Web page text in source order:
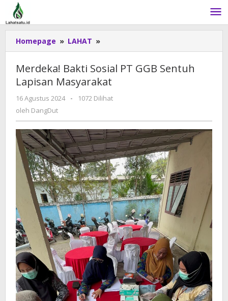
Lewati
konten
Homepage » LAHAT »
Bakti
Sosial
PT
GGB
Sentuh
Merdeka! Bakti Sosial PT GGB Sentuh
Lapisan Masyarakat
16 Agustus 2024
oleh
-
1072 Dilihat
oleh DangDut